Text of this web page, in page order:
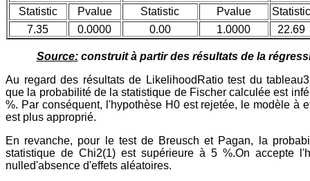
Statistic
Pvalue Statistic Pvalue
Statistic
7.35
0.0000 0.00 1.0000 22.69
Source:construit à partir des résultats de la
Au regard des résultats de LikelihoodRatio test du
que la probabilité de la statistique de Fischer calculée est
%. Par conséquent, l'hypothèse H0 est rejetée, le modèle à
est plus approprié.
En revanche, pour le test de Breusch et Pagan, la
statistique de Chi2(1) est supérieure à 5 %.On accepte
nulled'absence d'effets aléatoires.